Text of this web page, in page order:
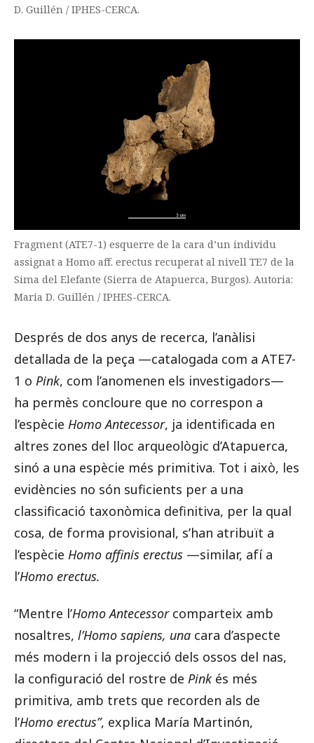
D. Guillén / IPHES-CERCA.
Fragment (ATE7-1) esquerre de la cara d’un individu
assignat a Homo aff. erectus recuperat al nivell TE7 de la
Sima del Elefante (Sierra de Atapuerca, Burgos). Autoria:
Maria D. Guillén / IPHES-CERCA.
Després de dos anys de recerca, l’anàlisi
detallada de la peça —catalogada com a ATE7-
1 o Pink, com l’anomenen els investigadors—
ha permès concloure que no correspon a
l’espècie Homo Antecessor, ja identificada en
altres zones del lloc arqueològic d’Atapuerca,
sinó a una espècie més primitiva. Tot i això, les
evidències no són suficients per a una
classificació taxonòmica definitiva, per la qual
cosa, de forma provisional, s’han atribuït a
l’espècie Homo affinis erectus —similar, afí a
l’Homo erectus.
“Mentre l’Homo Antecessorcomparteix amb
nosaltres, l’Homo sapiens, una cara d’aspecte
més modern i la projecció dels ossos del nas,
la configuració del rostre de Pinkés més
primitiva, amb trets que recorden als de
l’Homo erectus”, explica María Martinón,